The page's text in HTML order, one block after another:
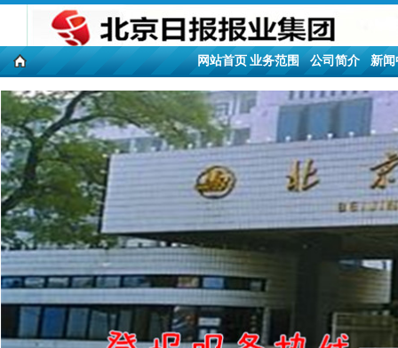
网站首页 业务范围 公司简介 新闻